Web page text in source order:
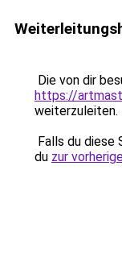
Die von dir
https://
weiterzuleiten.
Falls du diese
du zur